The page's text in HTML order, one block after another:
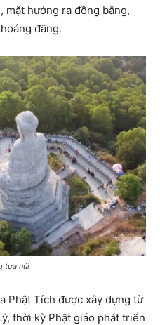
mặt hướng ra đồng bằng,
đãng.
tựa núi
Phật Tích được xây dựng từ
thời kỳ Phật giáo phát triển